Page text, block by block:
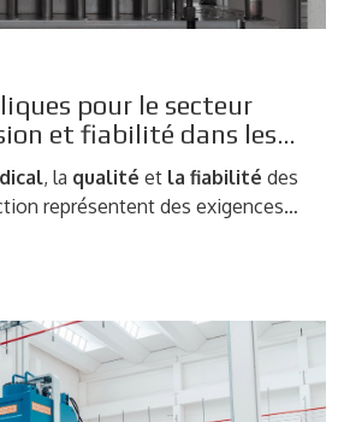
pour le secteur
et fiabilité dans les
, la qualité et la fiabilité des
représentent des exigences
de composants et de
domaine exige des niveaux
minimes variations peuvent
du produit final. C’est
hydrauliques jouent un rôle
à garantir un contrôle précis